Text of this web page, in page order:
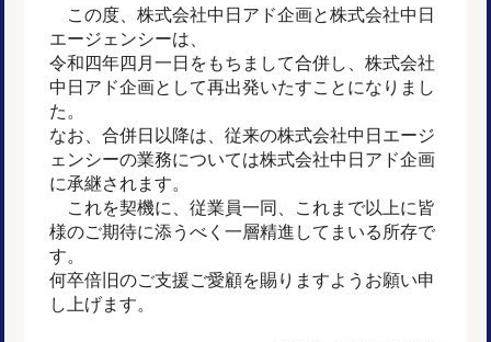
この度、株式会社中日アド企画と株式会社中日
エージェンシーは、
令和四年四月一日をもちまして合併し、株式会社
中日アド企画として再出発いたすことになりまし
た。
なお、合併日以降は、従来の株式会社中日エージ
ェンシーの業務については株式会社中日アド企画
に承継されます。
これを契機に、従業員一同、これまで以上に皆
様のご期待に添うべく一層精進してまいる所存で
す。
何卒倍旧のご支援ご愛顧を賜りますようお願い申
し上げます。